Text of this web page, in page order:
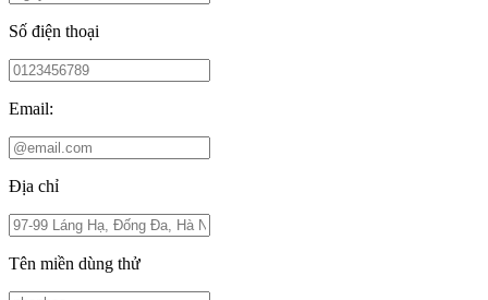
Số điện thoại
Email:
Địa chỉ
Tên miền dùng thử